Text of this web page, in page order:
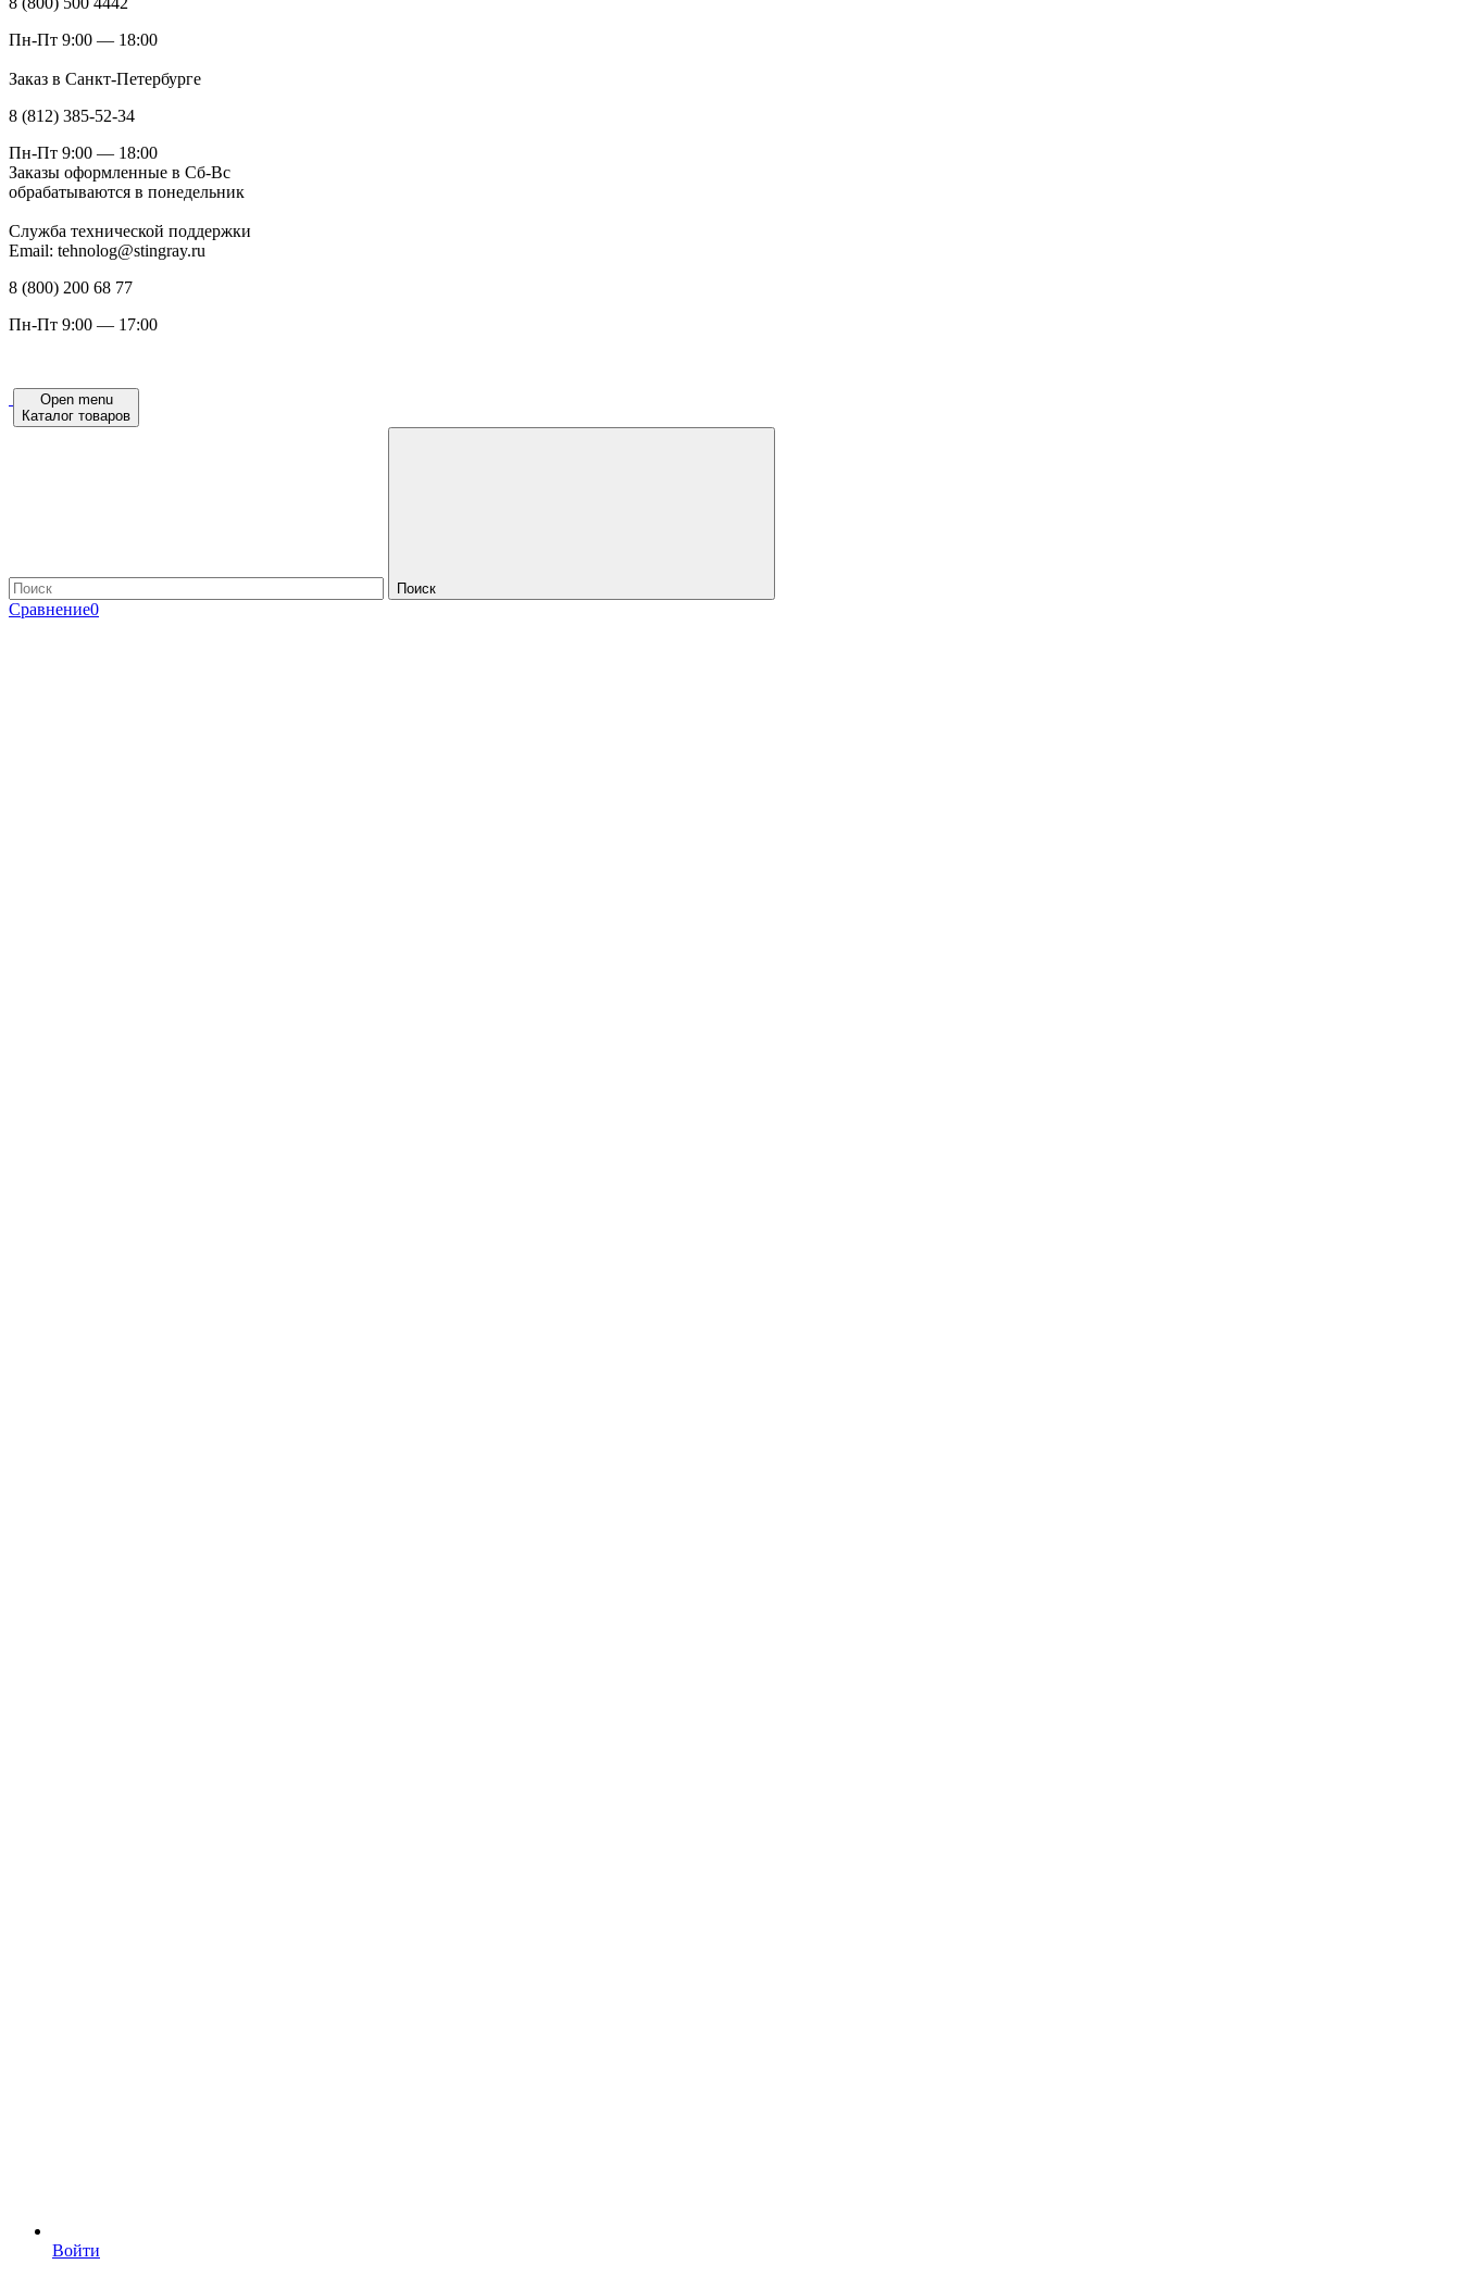
Пн-Пт 9:00 — 18:00
Заказ в Санкт-Петербурге
8 (812) 385-52-34
Пн-Пт 9:00 — 18:00
Заказы оформленные в Сб-Вс
обрабатываются в понедельник
Служба технической поддержки
Email: tehnolog@stingray.ru
8 (800) 200 68 77
Пн-Пт 9:00 — 17:00
Open menu
Каталог товаров
Поиск
Сравнение0
Войти